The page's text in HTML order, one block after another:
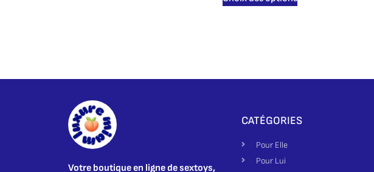
Votre boutique en ligne de sextoys,
CATÉGORIES
Pour Elle
Pour Lui